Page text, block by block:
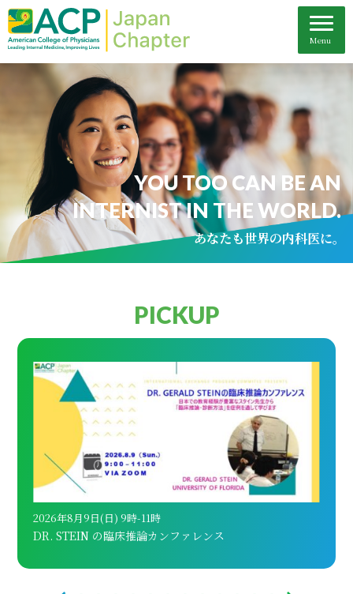
YOU TOO CAN BE AN
INTERNIST IN THE WORLD.
あなたも世界の内科医に。
PICKUP
2026年8月9日(日) 9時-11時
DR. STEIN の臨床推論カンファレンス